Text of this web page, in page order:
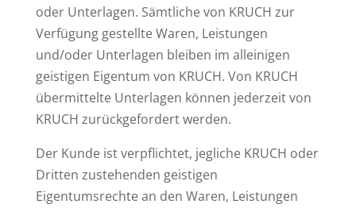
oder Unterlagen. Sämtliche von KRUCH zur
Verfügung gestellte Waren, Leistungen
und/oder Unterlagen bleiben im alleinigen
geistigen Eigentum von KRUCH. Von KRUCH
übermittelte Unterlagen können jederzeit von
KRUCH zurückgefordert werden.
Der Kunde ist verpflichtet, jegliche KRUCH oder
Dritten zustehenden geistigen
Eigentumsrechte an den Waren, Leistungen